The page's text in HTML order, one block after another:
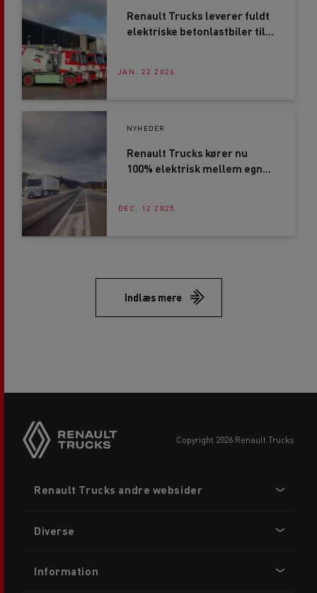
Renault Trucks leverer fuldt
elektriske betonlastbiler til
JAN. 22 2026
NYHEDER
Renault Trucks kører nu
100% elektrisk mellem egne
DEC. 12 2025
Indlæs mere
copyright 2026 Renault Trucks
menu
Renault Trucks andre websider
Diverse
Information